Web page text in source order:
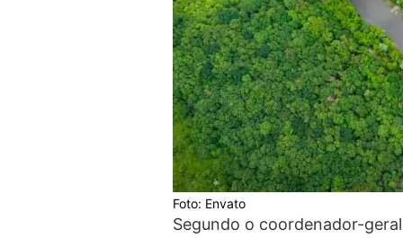
Foto: Envato
Segundo o coordenador-